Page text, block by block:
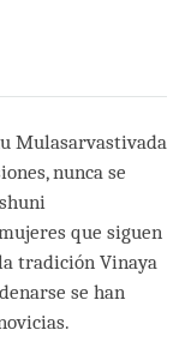
Mulasarvastivada
nunca se
que siguen
tradición Vinaya
se han